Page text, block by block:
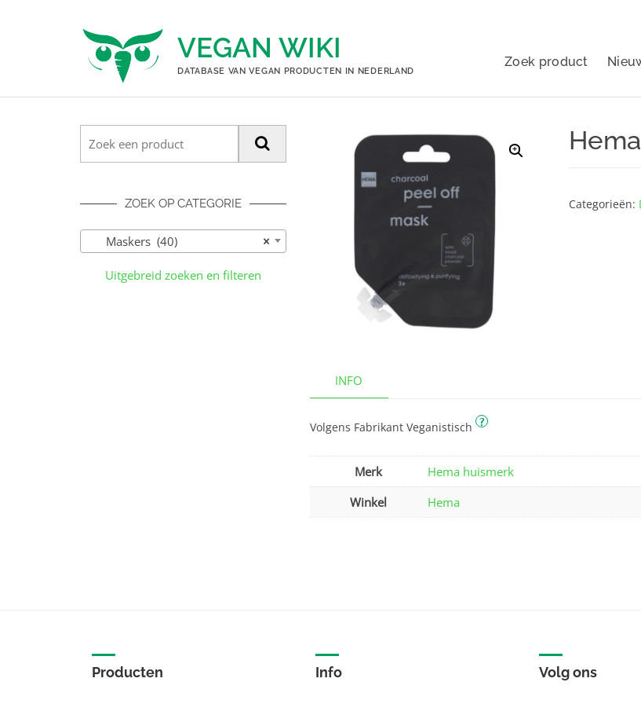
VEGAN WIKI
DATABASE VAN VEGAN PRODUCTEN IN NEDERLAND
Zoek product
Categorieën:
INFO
Volgens Fabrikant Veganistisch ?
Merk
Hema huismerk
Winkel
Hema
ZOEK OP CATEGORIE
×
Maskers (40)
Uitgebreid zoeken en filteren
Producten Info Volg ons